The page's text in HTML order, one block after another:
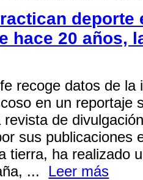
hace 20 años,
recoge datos de
en un reportaje
de
sus publicaciones
tierra, ha realizado
... Leer más